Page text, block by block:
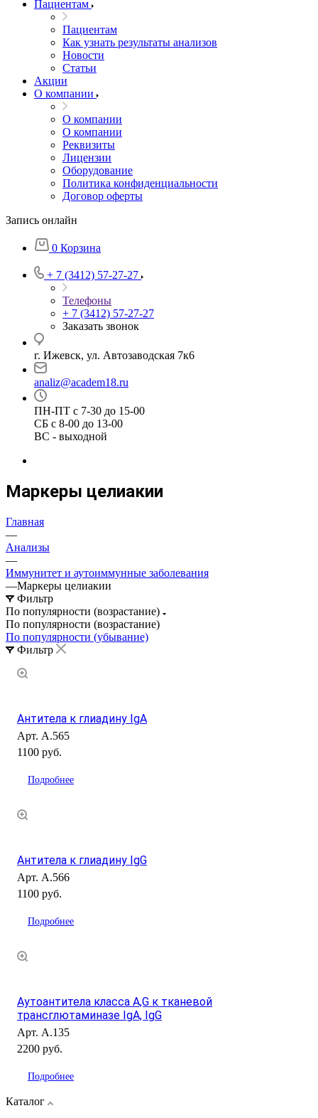
Пациентам
Пациентам
Как узнать результаты анализов
Новости
Статьи
Акции
О компании
О компании
О компании
Реквизиты
Лицензии
Оборудование
Политика конфиденциальности
Договор оферты
Запись онлайн
0 Корзина
+ 7 (3412) 57-27-27
Телефоны
+ 7 (3412) 57-27-27
Заказать звонок
г. Ижевск, ул. Автозаводская 7к6
analiz@academ18.ru
ПН-ПТ с 7-30 до 15-00
СБ с 8-00 до 13-00
ВС - выходной
Маркеры целиакии
Главная
—
Анализы
—
Иммунитет и аутоиммунные заболевания
—Маркеры целиакии
Фильтр
По популярности (возрастание)
По популярности (возрастание)
По популярности (убывание)
Фильтр
Антитела к глиадину IgA
Арт. А.565
1100 руб.
Подробнее
Антитела к глиадину IgG
Арт. А.566
1100 руб.
Подробнее
Аутоантитела класса А,G к тканевой
трансглютаминазе IgA, IgG
Арт. А.135
2200 руб.
Подробнее
Каталог